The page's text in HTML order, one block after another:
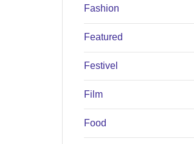
Fashion
Featured
Festivel
Film
Food